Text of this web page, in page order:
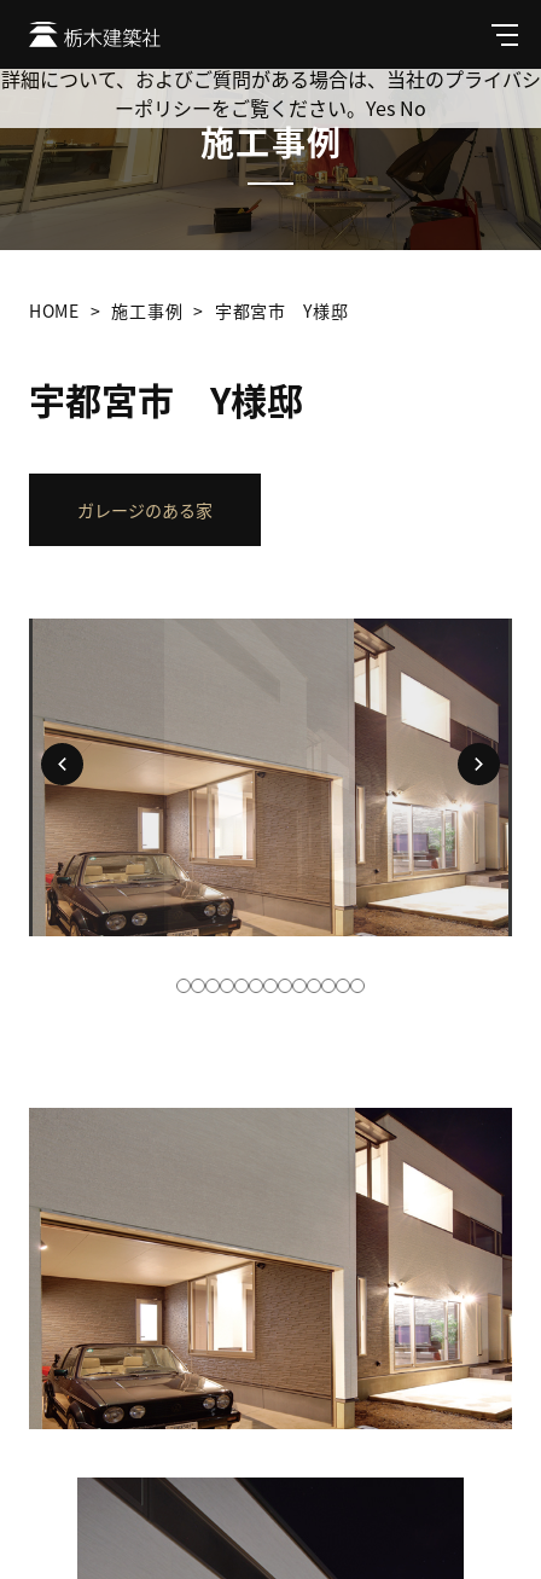
メ
ニ
ュ
施工事例
HOME 施工事例 宇都宮市 Y様邸
宇都宮市 Y様邸
ガレージのある家
Cookie を使用して、お客様の活動を追跡してもよろしいです
か? 当社ではお客様のプライバシーを極めて重視しています。
詳細について、およびご質問がある場合は、当社のプライバシ
ーポリシーをご覧ください。 Yes No